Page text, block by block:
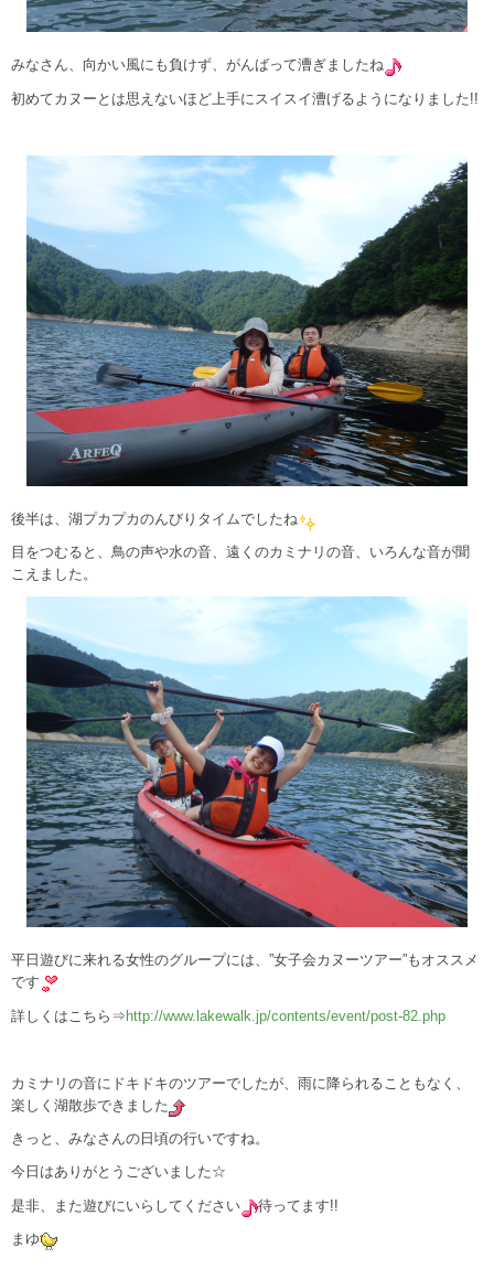
みなさん、向かい風にも負けず、がんばって漕ぎましたね
初めてカヌーとは思えないほど上手にスイスイ漕げるようになりました!!
後半は、湖プカプカのんびりタイムでしたね
目をつむると、鳥の声や水の音、遠くのカミナリの音、いろんな音が聞
こえました。
平日遊びに来れる女性のグループには、”女子会カヌーツアー”もオススメ
です
詳しくはこちら⇒http://www.lakewalk.jp/contents/event/post-82.php
カミナリの音にドキドキのツアーでしたが、雨に降られることもなく、
楽しく湖散歩できました
きっと、みなさんの日頃の行いですね。
今日はありがとうございました☆
是非、また遊びにいらしてください 待ってます!!
まゆ